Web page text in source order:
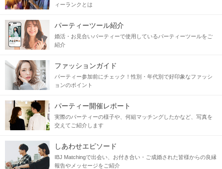
ィーランクとは
パーティーツール紹介
婚活・お見合いパーティーで使用しているパーティーツールをご
紹介
ファッションガイド
パーティー参加前にチェック！性別・年代別で好印象なファッシ
ョンのポイント
パーティー開催レポート
実際のパーティーの様子や、何組マッチングしたかなど、写真を
交えてご紹介します
しあわせエピソード
IBJ Matchingで出会い、お付き合い・ご成婚された皆様からの良縁
報告やメッセージをご紹介